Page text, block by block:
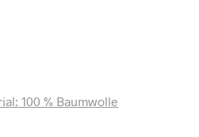
100 % Baumwolle